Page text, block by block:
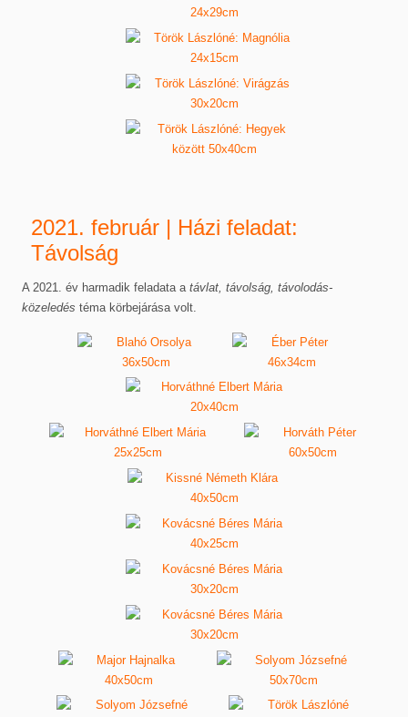
2021. február | Házi feladat:
Távolság
A 2021. év harmadik feladata atávlat, távolság, távolodás-
közeledéstéma körbejárása volt.